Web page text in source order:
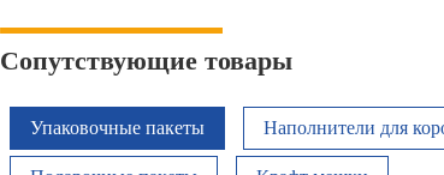
Сопутствующие товары
Упаковочные пакеты Наполнители для